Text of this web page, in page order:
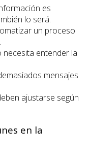
es
lo será.
un proceso
necesita entender la
mensajes
ajustarse según
en la